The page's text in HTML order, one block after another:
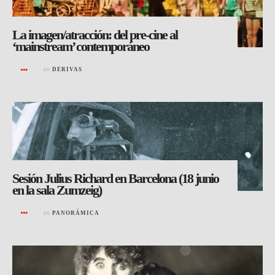
La imagen/atracción: del pre-cine al
‘mainstream’ contemporáneo
en DERIVAS
Sesión Julius Richard en Barcelona (18 junio
en la sala Zumzeig)
en PANORÁMICA